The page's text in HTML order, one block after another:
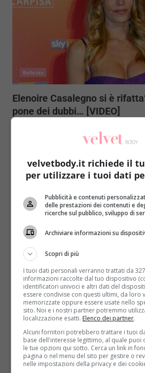
Bellezza
Elenoire Casalegno si è
pone dei dubbi… [VIDEO]
Che sia una bellissima donna (e
Read More
Notizie
Tapiro a Eataly:
venderli) formaggi scaduti
Redazione 15 Dicembre 2016
Oscar Farinetti, fondatore della
velvetbody.it richiede il
per utilizzare i tuoi dati
Pubblicità e contenuti
delle prestazioni dei contenuti e
ricerche sul pubblico, sviluppo di
Archiviare informazioni su
Scopri di più
I tuoi dati personali verranno trattati da
informazioni raccolte dal tuo dispositivo
identificatori univoci e altri dati del
essere condivise con questi ultimi, da loro
memorizzate oppure essere usate nello
sito. Noi e i nostri partner potremmo
localizzazione esatti. Elenco dei partner.
Alcuni fornitori potrebbero trattare i tuoi
base dell'interesse legittimo, al quale
le tue opzioni qui sotto. Cerca un link in
pagina o nel menu del sito per gestire o
nelle impostazioni della privacy e dei